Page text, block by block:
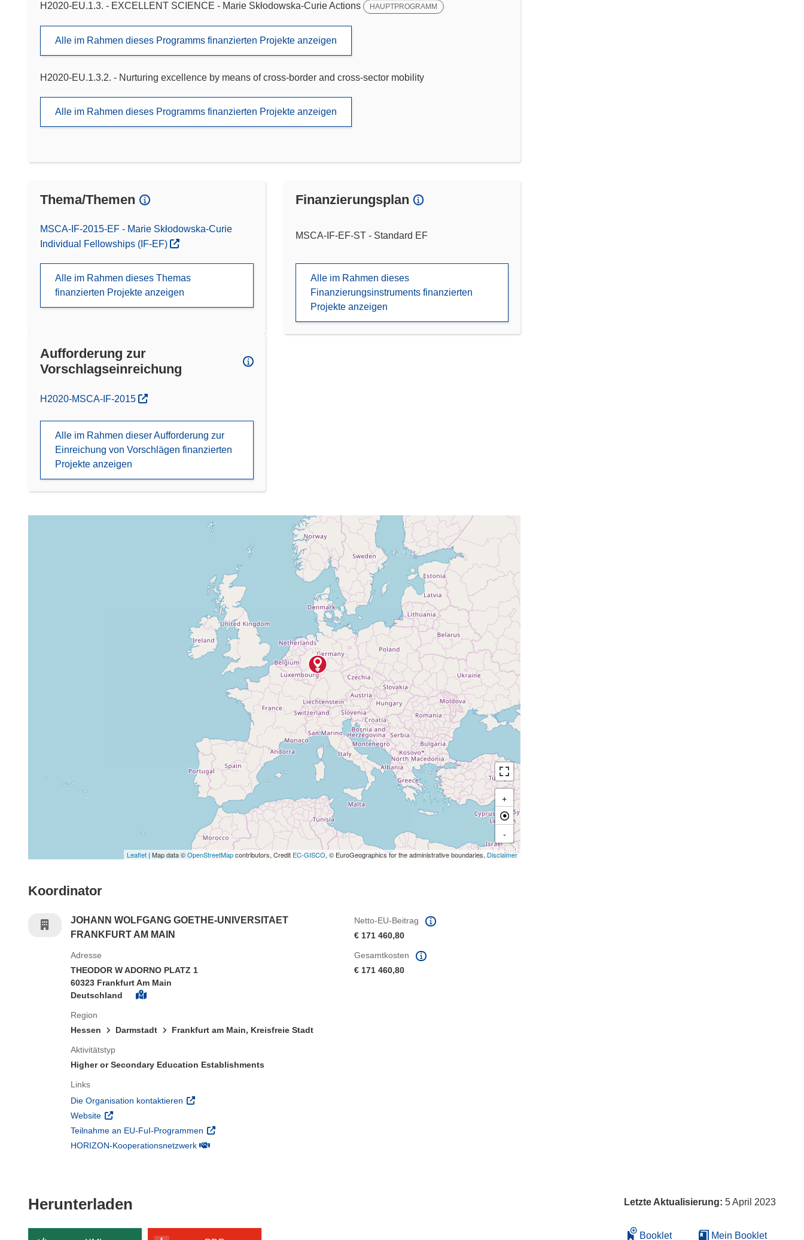
H2020-EU.1.3. - EXCELLENT SCIENCE - Marie Skłodowska-Curie Actions HAUPTPROGRAMM
Alle im Rahmen dieses Programms finanzierten Projekte anzeigen
H2020-EU.1.3.2. - Nurturing excellence by means of cross-border and cross-sector mobility
Alle im Rahmen dieses Programms finanzierten Projekte anzeigen
Thema/Themen
MSCA-IF-2015-EF - Marie Skłodowska-Curie
Individual Fellowships (IF-EF)
Alle im Rahmen dieses Themas
finanzierten Projekte anzeigen
Finanzierungsplan
MSCA-IF-EF-ST - Standard EF
Alle im Rahmen dieses
Finanzierungsinstruments finanzierten
Projekte anzeigen
Aufforderung zur
Vorschlagseinreichung
(öffnet in neuem Fenster)
H2020-MSCA-IF-2015
Alle im Rahmen dieser Aufforderung zur
Einreichung von Vorschlägen finanzierten
Projekte anzeigen
+
-
Leaflet | Map data ©OpenStreetMapcontributors, Credit EC-GISCO, © EuroGeographics for the administrative boundaries, Disclaimer
Koordinator
JOHANN WOLFGANG GOETHE-UNIVERSITAET
FRANKFURT AM MAIN
Netto-EU-Beitrag
€ 171 460,80
Adresse
THEODOR W ADORNO PLATZ 1
60323 Frankfurt Am Main
Deutschland
Region
Hessen
Darmstadt Frankfurt am Main, Kreisfreie Stadt
Aktivitätstyp
Higher or Secondary Education Establishments
Links
Die Organisation kontaktieren (öffnet in neuem Fenster)
Website (öffnet in neuem Fenster)
Teilnahme an EU-FuI-Programmen (öffnet in neuem Fenster)
HORIZON-Kooperationsnetzwerk(öffnet in neuem Fenster)
Gesamtkosten
€ 171 460,80
Herunterladen Letzte Aktualisierung: 5 April 2023
Booklet Mein Booklet